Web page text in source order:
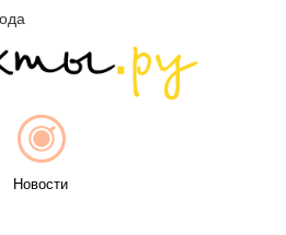
Новости